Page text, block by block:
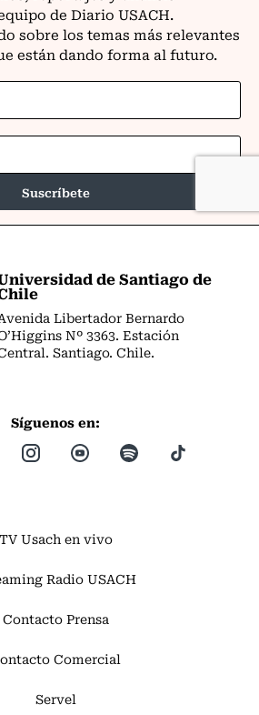
de Santiago de
Libertador Bernardo
Nº 3363. Estación
Santiago. Chile.
Síguenos en:
TV Usach en vivo
Radio USACH
Contacto Prensa
Comercial
Servel